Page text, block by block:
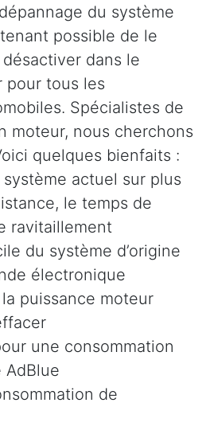
du système
possible de le
dans le
pour tous les
Spécialistes de
moteur, nous cherchons
quelques bienfaits :
actuel sur plus
le temps de
ravitaillement
du système d’origine
électronique
puissance moteur
une consommation
AdBlue
de